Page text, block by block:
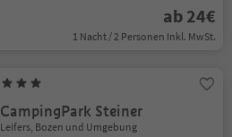
ab 24€
1 Nacht / 2 Personen Inkl. MwSt.
CampingPark Steiner
Leifers, Bozen und Umgebung